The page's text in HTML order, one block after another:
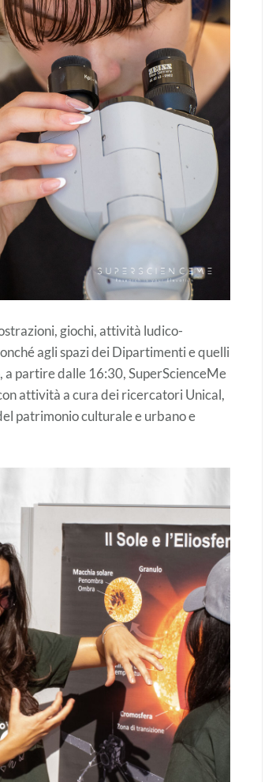
giochi, attività ludico-
agli spazi dei Dipartimenti e quelli
a partire dalle 16:30, SuperScienceMe
attività a cura dei ricercatori Unical,
patrimonio culturale e urbano e